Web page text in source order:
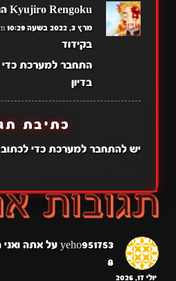
Kyujiro Rengoku
מרץ 3, 2022 בשעה 10:29 pm
בקידוד
התחבר למערכת
בדיון
כתיבת
יש להתחבר למערכתכדי
yeho951753 על
8
יולי 17, 2026